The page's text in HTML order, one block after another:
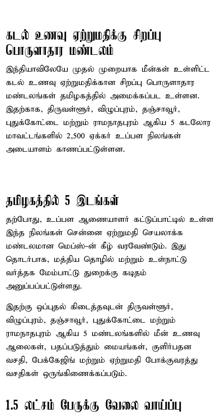
கடல் உணவு ஏற்றுமதிக்கு சிறப்பு
பொருளாதார மண்டலம்
இந்தியாவிலேயே முதல் முறையாக மீன்கள் உள்ளிட்ட
கடல் உணவு ஏற்றுமதிக்கான சிறப்பு பொருளாதார
மண்டலங்கள் தமிழகத்தில் அமைக்கப்பட உள்ளன.
இதற்காக, திருவள்ளூர், விழுப்புரம், தஞ்சாவூர்,
புதுக்கோட்டை மற்றும் ராமநாதபுரம் ஆகிய 5 கடலோர
மாவட்டங்களில் 2,500 ஏக்கர் உப்பள நிலங்கள்
அடையாளம் காணப்பட்டுள்ளன.
தமிழகத்தில் 5 இடங்கள்
தற்போது, உப்பள ஆணையாளர் கட்டுப்பாட்டில் உள்ள
இந்த நிலங்கள் சென்னை ஏற்றுமதி செயலாக்க
மண்டலமான மெப்ஸ்-ன் கீழ் வரவேண்டும். இது
தொடர்பாக, மத்திய தொழில் மற்றும் உள்நாட்டு
வர்த்தக மேம்பாட்டு துறைக்கு கடிதம்
அனுப்பப்பட்டுள்ளது.
இதற்கு ஒப்புதல் கிடைத்தவுடன் திருவள்ளூர்,
விழுப்புரம், தஞ்சாவூர், புதுக்கோட்டை மற்றும்
ராமநாதபுரம் ஆகிய 5 மண்டலங்களில் மீன் உணவு
ஆலைகள், பதப்படுத்தும் மையங்கள், குளிர்பதன
வசதி, பேக்கேஜிங் மற்றும் ஏற்றுமதி போக்குவரத்து
வசதிகள் ஒருங்கிணைக்கப்படும்.
1.5 லட்சம் பேருக்கு வேலை வாய்ப்பு